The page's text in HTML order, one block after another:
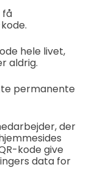
få
hele livet,
aldrig.
permanente
der
kode give
data for